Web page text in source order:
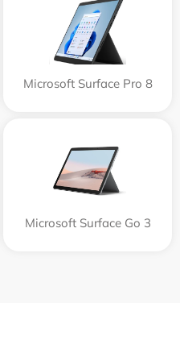
Microsoft Surface Pro 8
Microsoft Surface Go 3